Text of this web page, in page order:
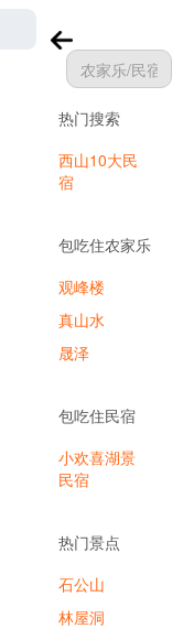
热门搜索
西山10大民
宿
包吃住农家乐
观峰楼
真山水
晟泽
包吃住民宿
小欢喜湖景
民宿
热门景点
石公山
林屋洞